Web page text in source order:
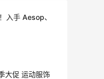
入手 Aesop、
大促 运动服饰